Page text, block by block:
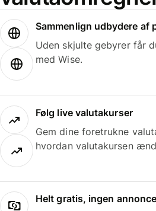
Sammenlign udbydere af
Uden skjulte gebyrer får
med Wise.
Følg live valutakurser
Gem dine foretrukne
hvordan valutakursen
Helt gratis, ingen